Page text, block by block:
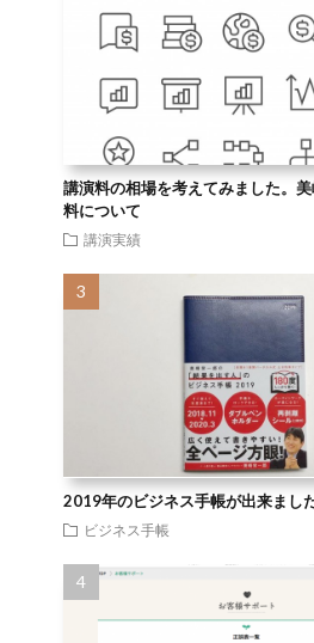
講演料の相場を考えてみました。
料について
講演実績
2019年のビジネス手帳が出来ました
ビジネス手帳